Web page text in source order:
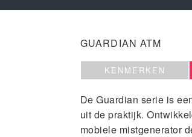
GUARDIAN ATM
KENMERKEN
De Guardian serie is
uit de praktijk.
mobiele mistgenerator